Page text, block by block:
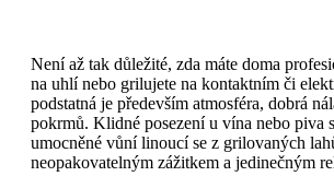
Není až tak důležité, zda máte doma
na uhlí nebo grilujete na kontaktním či
podstatná je především atmosféra, dobrá
pokrmů. Klidné posezení u vína nebo piva
umocněné vůní linoucí se z grilovaných
neopakovatelným zážitkem a jedinečným